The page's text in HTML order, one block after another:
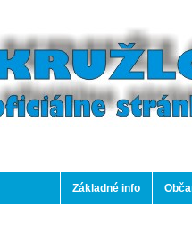
Základné info